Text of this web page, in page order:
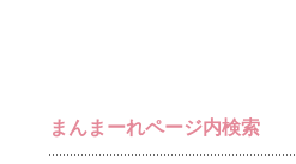
まんまーれページ内検索